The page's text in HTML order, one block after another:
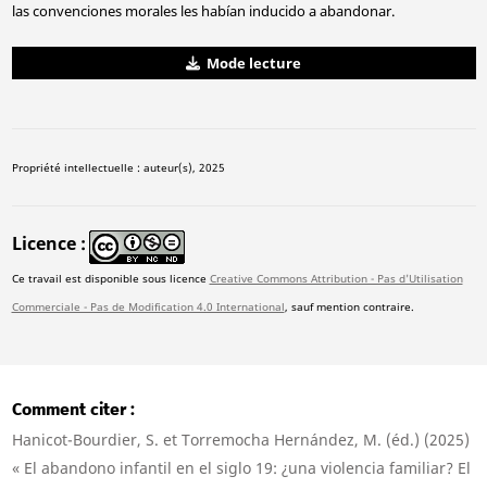
las convenciones morales les habían inducido a abandonar.
Mode lecture
Propriété intellectuelle : auteur(s), 2025
Licence
Ce travail est disponible sous licence Creative Commons Attribution - Pas d'Utilisation
Commerciale - Pas de Modification 4.0 International, sauf mention contraire.
Comment citer
Hanicot-Bourdier, S. et Torremocha Hernández, M. (éd.) (2025)
« El abandono infantil en el siglo 19: ¿una violencia familiar? El